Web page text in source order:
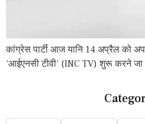
कांग्रेस पार्टी आज यानि 14 अप्रैल को
‘आईएनसी टीवी’ (INC TV) शुरू करने जा